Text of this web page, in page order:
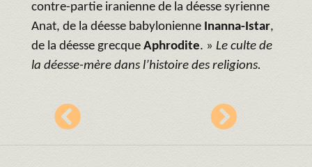
contre-partie iranienne de la déesse syrienne
Anat, de la déesse babylonienne Inanna-Istar,
de la déesse grecque Aphrodite. » Le culte de
la déesse-mère dans l’histoire des religions.